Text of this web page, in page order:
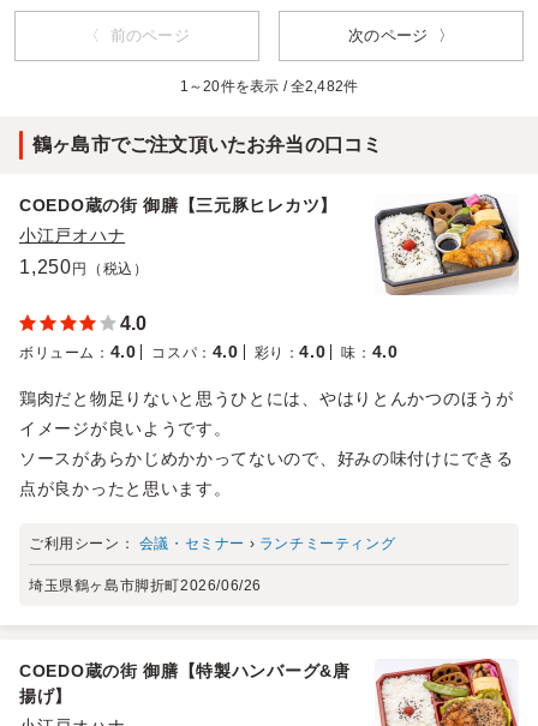
の方が多かったので喜ばれました。副菜のバランスと味が
上品でした。彩りも良かったです。また機会がありました
ら注文させていただきます。ありがとうございました。
埼玉県さいたま市大宮区桜木町2025/05/22
〈 前のページ 次のページ 〉
1～20件を表示 / 全2,482件
鶴ヶ島市でご注文頂いたお弁当の口コミ
COEDO蔵の街 御膳【三元豚ヒレカツ】
小江戸オハナ
1,250 円（税込）
4.0
ボリューム ： 4.0 コスパ ： 4.0 彩り ：4.0 味 ： 4.0
鶏肉だと物足りないと思うひとには、やはりとんかつのほうが
イメージが良いようです。
ソースがあらかじめかかってないので、好みの味付けにできる
点が良かったと思います。
ご利用シーン： 会議・セミナー › ランチミーティング
埼玉県鶴ヶ島市脚折町2026/06/26
COEDO蔵の街 御膳【特製ハンバーグ&唐
揚げ】